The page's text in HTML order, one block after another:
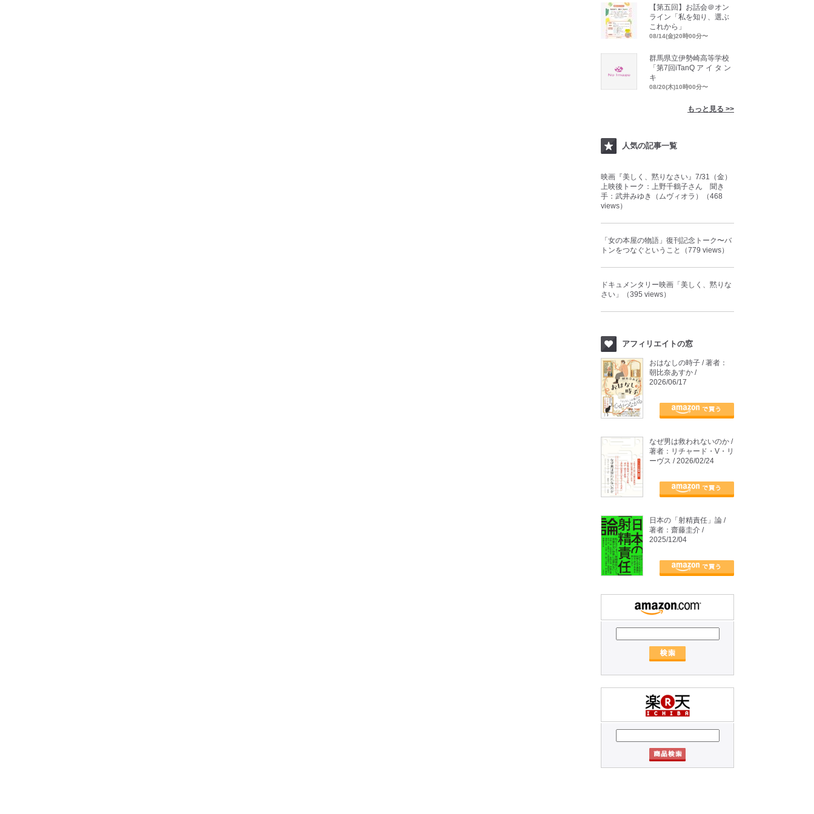
【第五回】お話会＠オン
ライン「私を知り、選ぶ
これから」
08/14(金)20時00分〜
群馬県立伊勢崎高等学校
「第7回iTanQ ア イ タ ン
キ
08/20(木)10時00分〜
もっと見る >>
人気の記事一覧
映画『美しく、黙りなさい』7/31（金）
上映後トーク：上野千鶴子さん 聞き
手：武井みゆき（ムヴィオラ）（468
views）
「女の本屋の物語」復刊記念トーク〜バ
トンをつなぐということ（779 views）
ドキュメンタリー映画「美しく、黙りな
さい」（395 views）
アフィリエイトの窓
おはなしの時子 / 著者：
朝比奈あすか /
2026/06/17
なぜ男は救われないのか /
著者：リチャード・V・リ
ーヴス / 2026/02/24
日本の「射精責任」論 /
著者：齋藤圭介 /
2025/12/04